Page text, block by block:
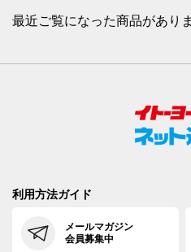
最近ご覧になった商品があり
利用方法ガイド
メールマガジン
会員募集中